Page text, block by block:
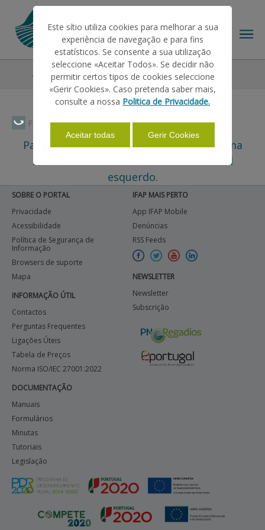
Faça Swipe para ver o menu
O IFAP
AJUDAS/APOIOS
INFORMAÇÕES
ESTATÍSTICAS
PAGAMENTOS
APOIO AO BENEFICIÁRIO
Entrar / Registar
Ajudas/Apoios Outras Ajudas Histórico
Para assuntos relacionados com este tema
selecione um dos itens no menu lateral
esquerdo.
SOBRE O PORTAL
Privacidade
Acessibilidade
Política de Segurança de
Informação
Browsers de suporte
Mapa
INFORMAÇÃO ÚTIL
Contactos
Perguntas Frequentes
Ligações Úteis
Tabela de Preços
Norma ISO/IEC 27001:2022
DOCUMENTAÇÃO
Manuais
Formulários
Minutas
Tutoriais
Legislação
IFAP MAIS PERTO
App IFAP Mobile
Denúncias
RSS Feeds
NEWSLETTER
Newsletter
Subscrição
Este sítio utiliza cookies para melhorar a sua
experiência de navegação e para fins
estatísticos. Se consente a sua utilização
seleccione «Aceitar Todos». Se decidir não
permitir certos tipos de cookies seleccione
«Gerir Cookies». Caso pretenda saber mais,
consulte a nossa Politica de Privacidade.
Aceitar todas Gerir Cookies